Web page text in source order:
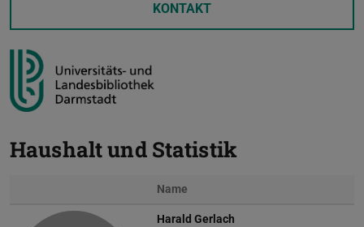
KONTAKT
Haushalt und Statistik
Name
Harald Gerlach